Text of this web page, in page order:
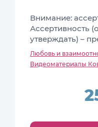
Внимание:
Ассертивность
утверждать) –
Любовь и
Видеоматериалы